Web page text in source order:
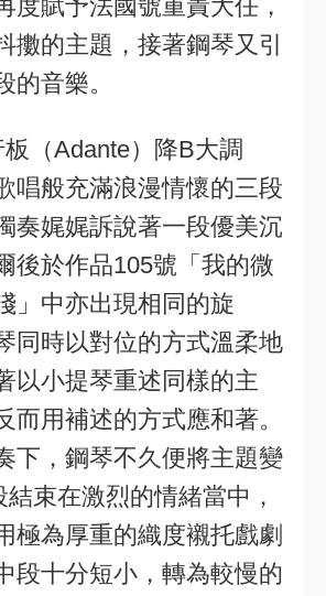
度賦予法國號重責大任，
擻的主題，接著鋼琴又引
的音樂。
（Adante）降B大調
唱般充滿浪漫情懷的三段
奏娓娓訴說著一段優美沉
後於作品105號「我的微
」中亦出現相同的旋
同時以對位的方式溫柔地
以小提琴重述同樣的主
而用補述的方式應和著。
下，鋼琴不久便將主題變
束在激烈的情緒當中，
極為厚重的織度襯托戲劇
段十分短小，轉為較慢的